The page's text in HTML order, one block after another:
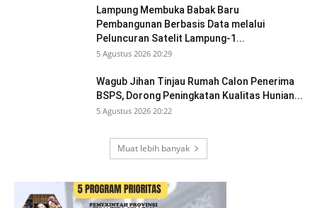
Lampung Membuka Babak Baru
Pembangunan Berbasis Data melalui
Peluncuran Satelit Lampung-1...
5 Agustus 2026 20:29
Wagub Jihan Tinjau Rumah Calon Penerima
BSPS, Dorong Peningkatan Kualitas Hunian...
5 Agustus 2026 20:22
Muat lebih banyak